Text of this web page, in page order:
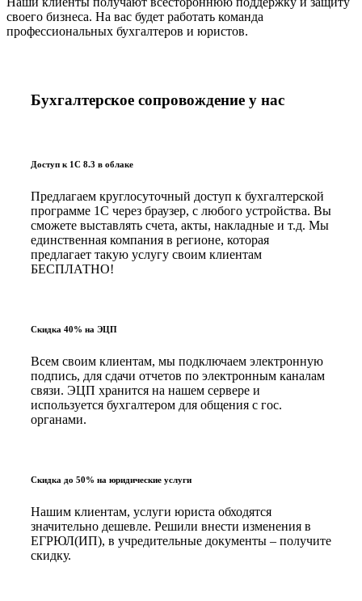
своего бизнеса. На вас будет работать команда
профессиональных бухгалтеров и юристов.
Бухгалтерское сопровождение у нас
Доступ к 1С 8.3 в облаке
Предлагаем круглосуточный доступ к бухгалтерской
программе 1С через браузер, с любого устройства. Вы
сможете выставлять счета, акты, накладные и т.д. Мы
единственная компания в регионе, которая
предлагает такую услугу своим клиентам
БЕСПЛАТНО!
Скидка 40% на ЭЦП
Всем своим клиентам, мы подключаем электронную
подпись, для сдачи отчетов по электронным каналам
связи. ЭЦП хранится на нашем сервере и
используется бухгалтером для общения с гос.
органами.
Скидка до 50% на юридические услуги
Нашим клиентам, услуги юриста обходятся
значительно дешевле. Решили внести изменения в
ЕГРЮЛ(ИП), в учредительные документы – получите
скидку.